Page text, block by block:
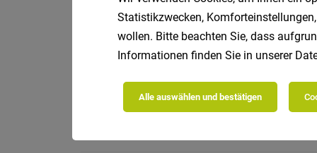
Projektleiter:
Hafner Konrad
Telefonist/in /
Statistikzwecken,
wollen. Bitte beachten Sie, dass
Informationen finden Sie in unserer
Alle auswählen und bestätigen